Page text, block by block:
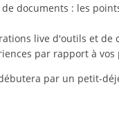
documents : les
live d'outils et de
par rapport à
par un petit-